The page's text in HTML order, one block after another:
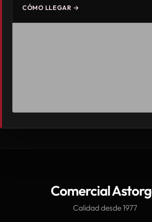
CÓMO LLEGAR →
Comercial
Calidad desde 1977